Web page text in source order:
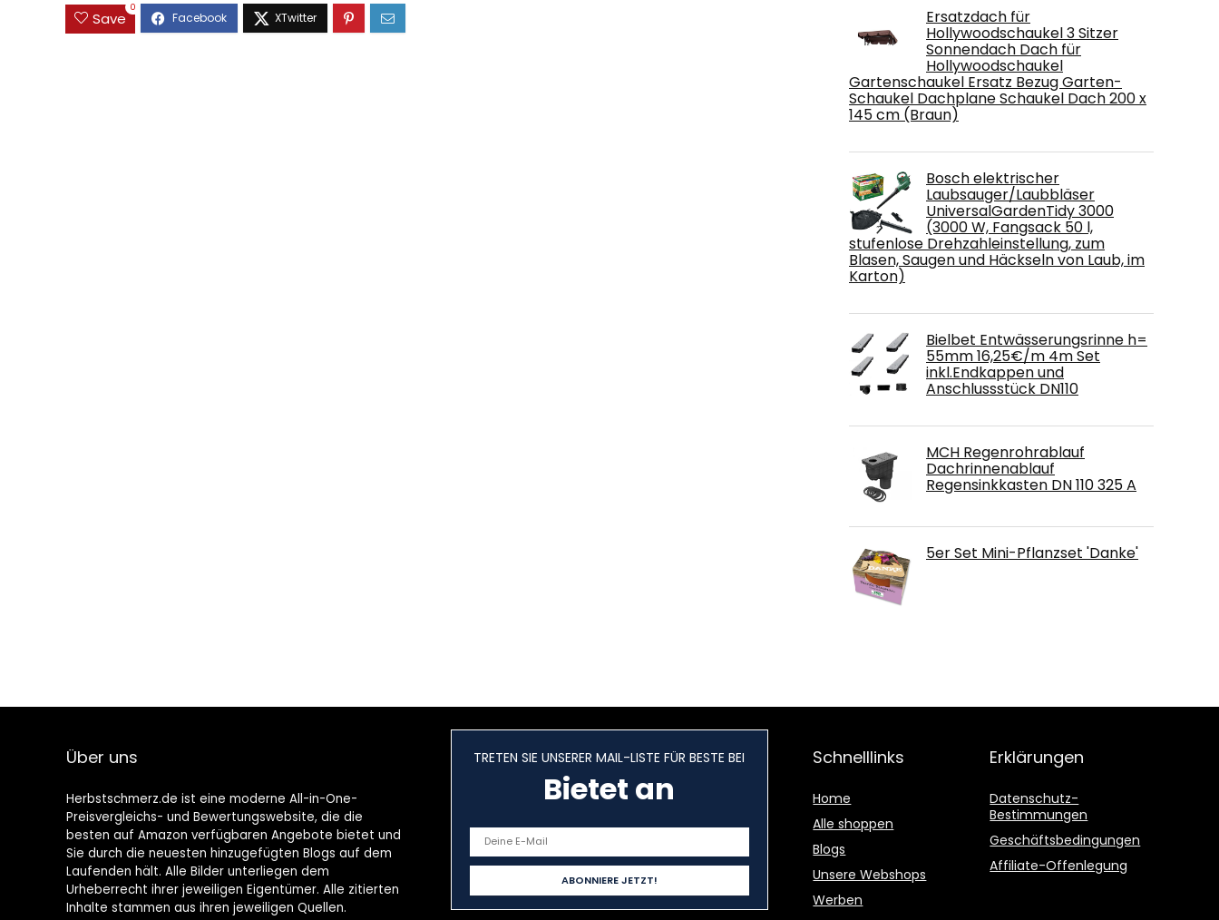
Save
0 Ersatzdach für
Hollywoodschaukel 3 Sitzer
Sonnendach Dach für
Hollywoodschaukel
Gartenschaukel Ersatz Bezug Garten-
Schaukel Dachplane Schaukel Dach 200 x
145 cm (Braun)
Bosch elektrischer
Laubsauger/Laubbläser
UniversalGardenTidy 3000
(3000 W, Fangsack 50 l,
stufenlose Drehzahleinstellung, zum
Blasen, Saugen und Häckseln von Laub, im
Karton)
Bielbet Entwässerungsrinne h=
55mm 16,25€/m 4m Set
inkl.Endkappen und
Anschlussstück DN110
MCH Regenrohrablauf
Dachrinnenablauf
Regensinkkasten DN 110 325 A
5er Set Mini-Pflanzset 'Danke'
Über uns
Herbstschmerz.de ist eine moderne All-in-One-
Preisvergleichs- und Bewertungswebsite, die die
besten auf Amazon verfügbaren Angebote bietet und
Sie durch die neuesten hinzugefügten Blogs auf dem
Laufenden hält. Alle Bilder unterliegen dem
Urheberrecht ihrer jeweiligen Eigentümer. Alle zitierten
Inhalte stammen aus ihren jeweiligen Quellen.
TRETEN SIE UNSERER MAIL-LISTE FÜR BESTE BEI
Bietet an
Schnelllinks
Home
Alle shoppen
Blogs
Unsere Webshops
Werben
Erklärungen
Datenschutz-
Bestimmungen
Geschäftsbedingungen
Affiliate-Offenlegung